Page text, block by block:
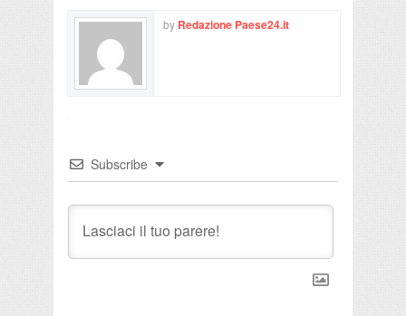
by Redazione Paese24.it
Subscribe